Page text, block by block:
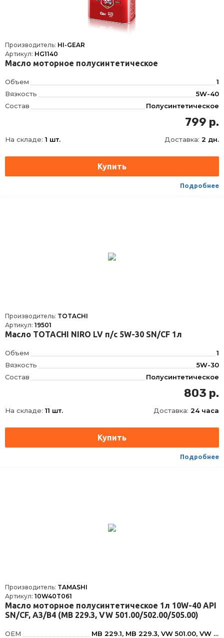
Производитель: HI-GEAR
Артикул: HG1140
Масло моторное полусинтетическое
Объем
1
Вязкость
5W-40
Состав
Полусинтетическое
MB 229.1, VW 501.01, VW 505.00
B4, A3
API
CF, SL
799 р.
На складе: 1 шт. Доставка: 2 дн.
Подробнее
Производитель: TOTACHI
Артикул: 19501
Масло TOTACHI NIRO LV п/с 5W-30 SN/CF 1л
Объем
1
Вязкость
5W-30
Состав
Полусинтетическое
A5, B5
API
SN, CF, RC, SN+, SP
803 р.
На складе: 11 шт. Доставка: 24 часа
Подробнее
Производитель: TAMASHI
Артикул: 10W40T061
Масло моторное полусинтетическое 1л 10W-40 API
SN/CF, A3/B4 (MB 229.3, VW 501.00/502.00/505.00)
OEM
MB 229.1, MB 229.3, VW 501.00, VW 501.01, RENAULT RN 0710, RENAULT RN-0700, PSA B71 2300, JASO MA2, VW 505.00, VW 502.00, RENAULT RN 0700